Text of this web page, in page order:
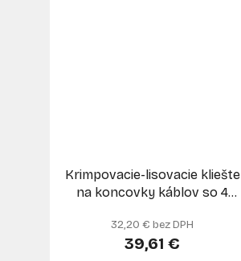
Krimpovacie-lisovacie kliešte
na koncovky káblov so 4
prevodové,MAR-POL
32,20 € bez DPH
39,61 €